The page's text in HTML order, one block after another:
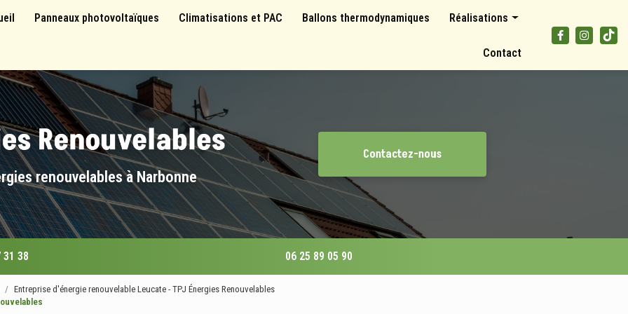
Panneaux photovoltaïques Climatisations et PAC Ballons thermodynamiques Réalisations
Panneaux photovoltaïques
Climatisations et pompes à chaleur
Contact
renouvelables à Narbonne
Contactez-nous
31 38 06 25 89 05 90
Entreprise d'énergie renouvelable Leucate - TPJ Énergies Renouvelables